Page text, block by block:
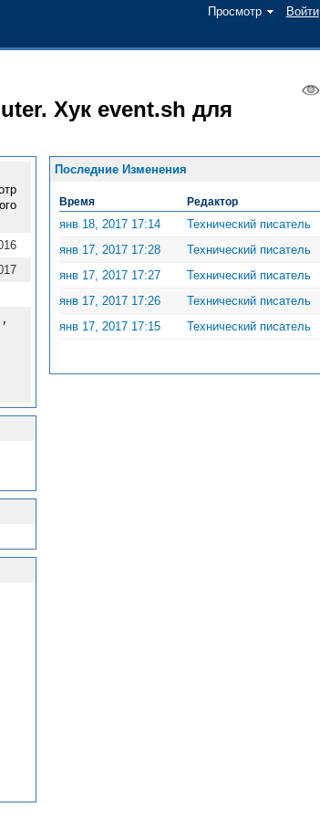
Просмотр Войти
Хук event.sh для
Последние Изменения
Время Редактор
янв 18, 2017 17:14 Технический писатель
янв 17, 2017 17:28
Технический писатель
янв 17, 2017 17:27
Технический писатель
янв 17, 2017 17:26
Технический писатель
янв 17, 2017 17:15
Технический писатель